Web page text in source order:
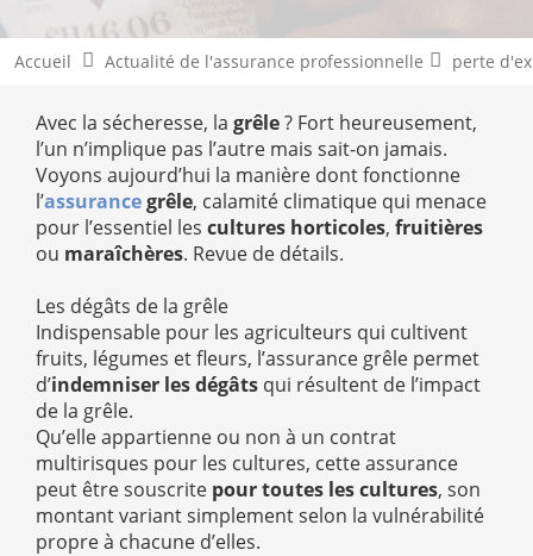
Accueil Actualité de l'assurance professionnelle perte
Avec la sécheresse, la grêle? Fort heureusement,
l’un n’implique pas l’autre mais sait-on jamais.
Voyons aujourd’hui la manière dont fonctionne
l’assurancegrêle, calamité climatique qui menace
pour l’essentiel les cultures horticoles, fruitières
ou maraîchères. Revue de détails.
Les dégâts de la grêle
Indispensable pour les agriculteurs qui cultivent
fruits, légumes et fleurs, l’assurance grêle permet
d’indemniser les dégâts qui résultent de l’impact
de la grêle.
Qu’elle appartienne ou non à un contrat
multirisques pour les cultures, cette assurance
peut être souscrite pour toutes les cultures, son
montant variant simplement selon la vulnérabilité
propre à chacune d’elles.